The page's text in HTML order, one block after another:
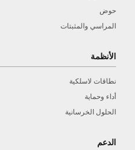
حوض
المراسي والمثبتات
الأنظمة
نطاقات لاسلكية
أداء وحماية
الحلول الخرسانية
الدعم